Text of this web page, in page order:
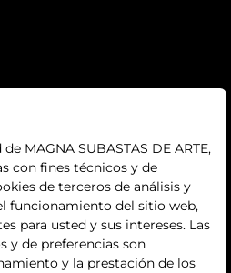
MAGNA SUBASTAS DE ARTE,
con fines técnicos y de
de terceros de análisis y
funcionamiento del sitio web,
para usted y sus intereses. Las
y de preferencias son
y la prestación de los